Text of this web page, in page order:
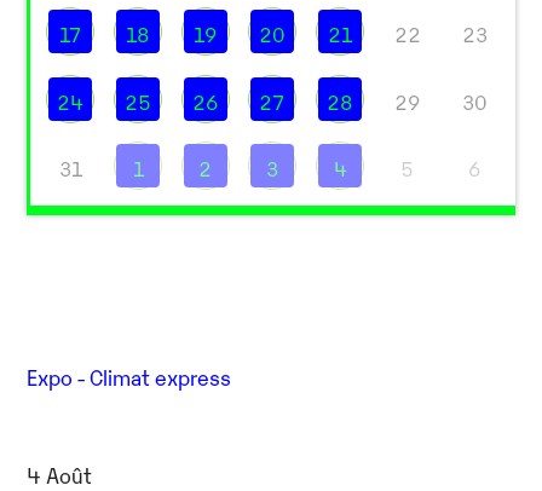
17 18 19 20 21 22 23
24 25 26 27 28 29 30
31 1 2 3 4 5 6
Expo - Climat express
4 Août